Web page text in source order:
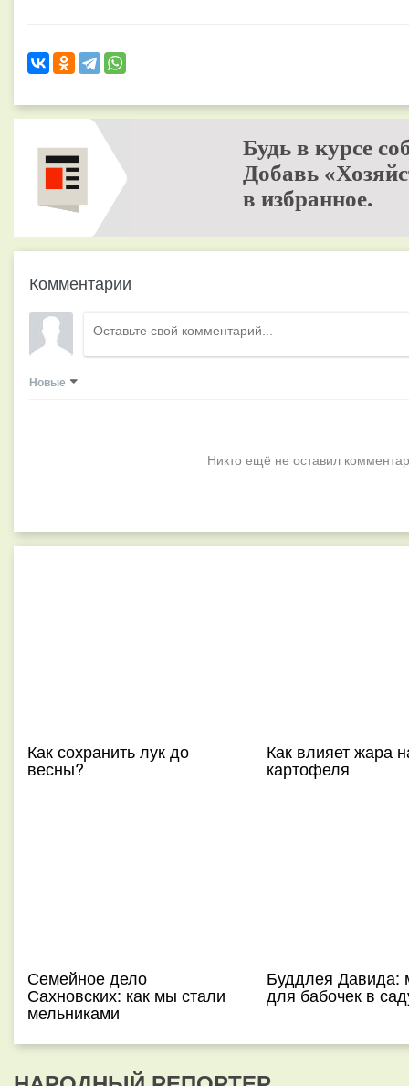
Будь в курсе
Добавь
в избранное.
Комментарии
Новые
Никто ещё не оставил
Как сохранить лук до
весны?
Как влияет жара
картофеля
Семейное дело
Сахновских: как мы стали
мельниками
Буддлея Давида:
для бабочек в